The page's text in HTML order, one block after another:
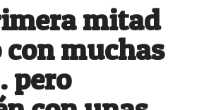
mitad
con muchas
pero